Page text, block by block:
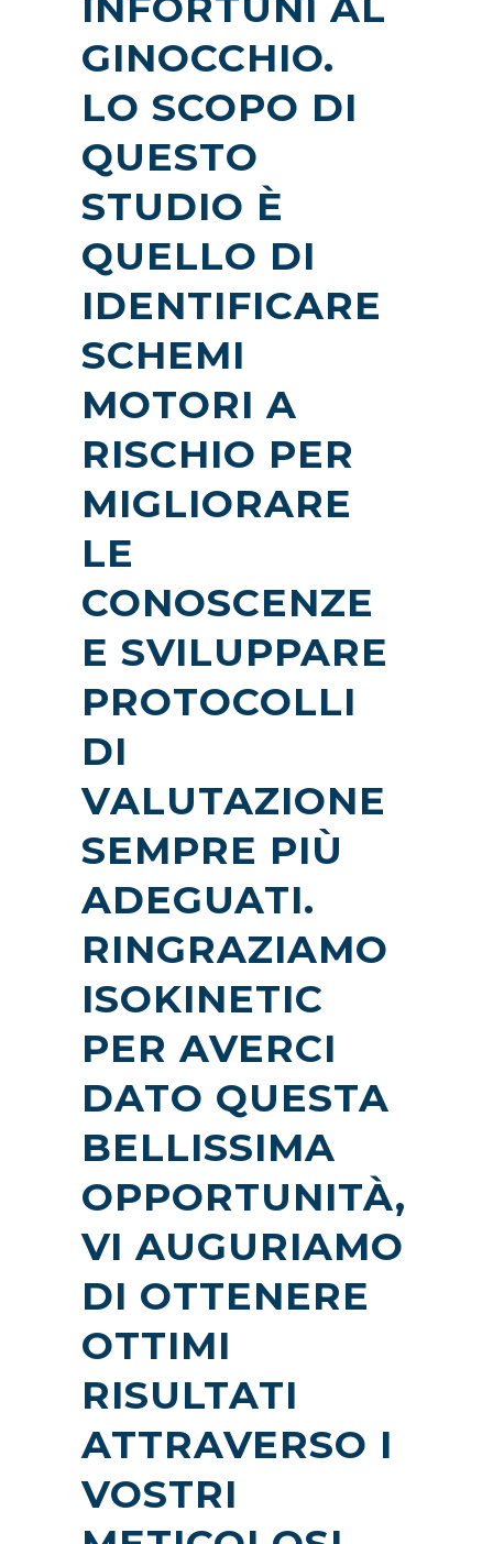
GINOCCHIO.
LO SCOPO DI
QUESTO
STUDIO È
QUELLO DI
IDENTIFICARE
SCHEMI
MOTORI A
RISCHIO PER
MIGLIORARE
LE
CONOSCENZE
E SVILUPPARE
PROTOCOLLI
DI
VALUTAZIONE
SEMPRE PIÙ
ADEGUATI.
RINGRAZIAMO
ISOKINETIC
PER AVERCI
DATO QUESTA
BELLISSIMA
OPPORTUNITÀ,
VI AUGURIAMO
DI OTTENERE
OTTIMI
RISULTATI
ATTRAVERSO I
VOSTRI